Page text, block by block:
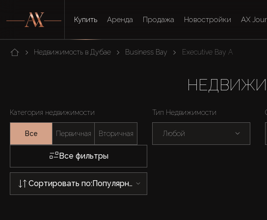
Купить Аренда Продажа Новостройки AX
Недвижимость в Дубае Business Bay Executive Bay A
Категория недвижимости
Все Первичная Вторичная
Тип Недвижимости
Любой
Все фильтры
Сортировать по: Популярности